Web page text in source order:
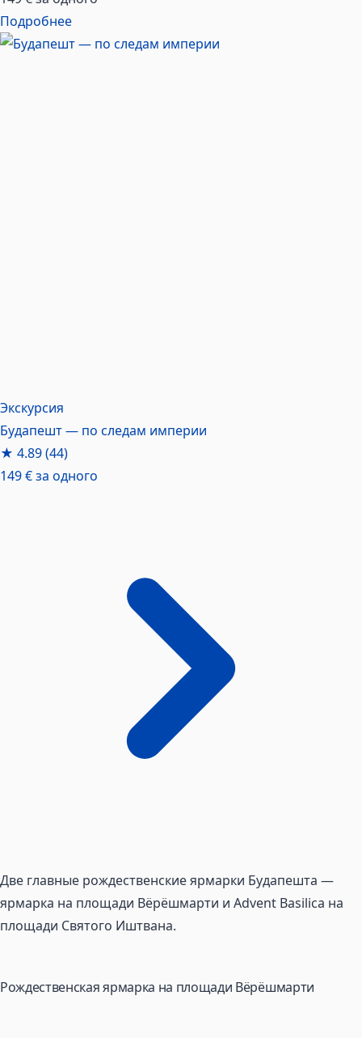
Подробнее
Экскурсия
Будапешт — по следам империи
★ 4.89(44)
149 €за одного
Две главные рождественские ярмарки Будапешта —
ярмарка на площади Вёрёшмарти и Advent Basilica на
площади Святого Иштвана.
Рождественская ярмарка на площади Вёрёшмарти